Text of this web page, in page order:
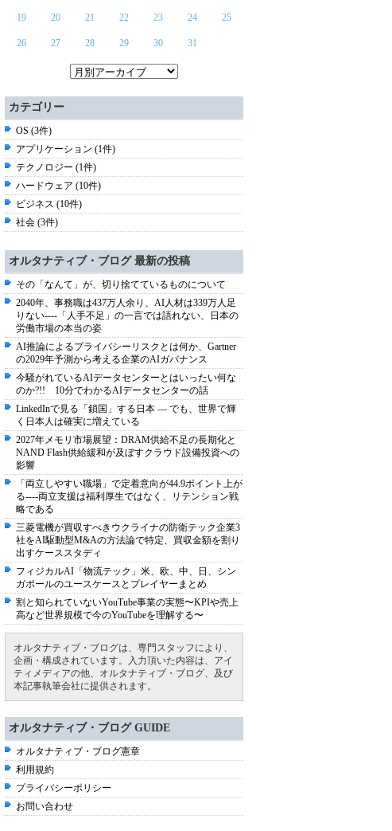
19 20 21 22 23 24 25
26 27 28 29 30 31
カテゴリー
OS (3件)
アプリケーション (1件)
テクノロジー (1件)
ハードウェア (10件)
ビジネス (10件)
社会 (3件)
オルタナティブ・ブログ 最新の投稿
その「なんて」が、切り捨てているものについて
2040年、事務職は437万人余り、AI人材は339万人足
りない----「人手不足」の一言では語れない、日本の
労働市場の本当の姿
AI推論によるプライバシーリスクとは何か、Gartner
の2029年予測から考える企業のAIガバナンス
今騒がれているAIデータセンターとはいったい何な
のか?!! 10分でわかるAIデータセンターの話
LinkedInで見る「鎖国」する日本 ― でも、世界で輝
く日本人は確実に増えている
2027年メモリ市場展望：DRAM供給不足の長期化と
NAND Flash供給緩和が及ぼすクラウド設備投資への
影響
「両立しやすい職場」で定着意向が44.9ポイント上が
る----両立支援は福利厚生ではなく、リテンション戦
略である
三菱電機が買収すべきウクライナの防衛テック企業3
社をAI駆動型M&Aの方法論で特定、買収金額を割り
出すケーススタディ
フィジカルAI「物流テック」米、欧、中、日、シン
ガポールのユースケースとプレイヤーまとめ
割と知られていないYouTube事業の実態〜KPIや売上
高など世界規模で今のYouTubeを理解する〜
オルタナティブ・ブログは、専門スタッフにより、
企画・構成されています。入力頂いた内容は、アイ
ティメディアの他、オルタナティブ・ブログ、及び
本記事執筆会社に提供されます。
オルタナティブ・ブログ GUIDE
オルタナティブ・ブログ憲章
利用規約
プライバシーポリシー
お問い合わせ